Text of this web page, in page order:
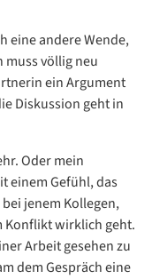
eine andere Wende,
muss völlig neu
ein Argument
Diskussion geht in
Oder mein
einem Gefühl, das
jenem Kollegen,
Konflikt wirklich geht.
Arbeit gesehen zu
dem Gespräch eine